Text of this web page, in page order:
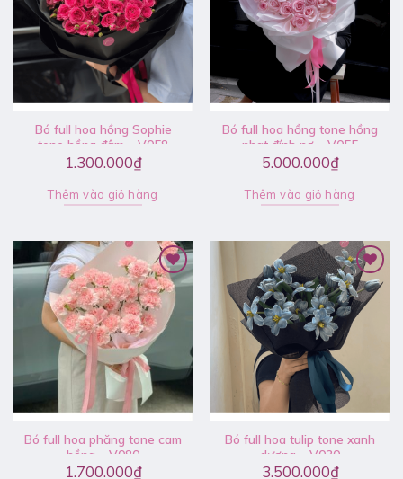
Bó full hoa hồng Sophie
tone hồng đậm – V058
1.300.000₫
Thêm vào giỏ hàng
Bó full hoa hồng tone hồng
nhạt đính nơ – V055
5.000.000₫
Thêm vào giỏ hàng
Bó full hoa phăng tone cam
hồng – V080
1.700.000₫
Bó full hoa tulip tone xanh
dương – V030
3.500.000₫